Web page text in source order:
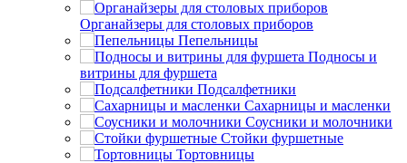
Органайзеры для столовых приборов
Пепельницы
Подносы и
витрины для фуршета
Подсалфетники
Сахарницы и масленки
Соусники и молочники
Стойки фуршетные
Тортовницы